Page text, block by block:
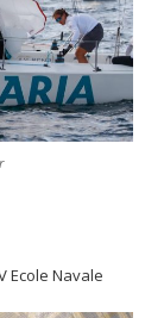
Ecole Navale